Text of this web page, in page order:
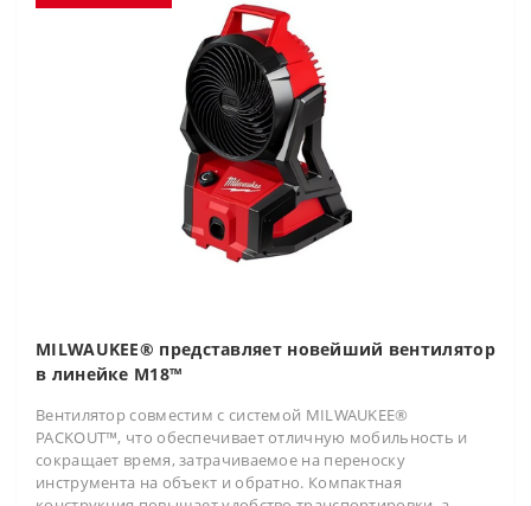
MILWAUKEE® представляет новейший вентилятор
в линейке M18™
Вентилятор совместим с системой MILWAUKEE®
PACKOUT™, что обеспечивает отличную мобильность и
сокращает время, затрачиваемое на переноску
инструмента на объект и обратно. Компактная